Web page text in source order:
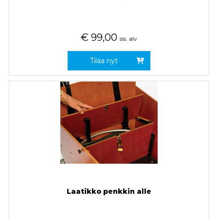
€ 99,00 sis. alv
Tilaa nyt
Laatikko penkkin alle